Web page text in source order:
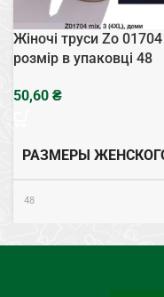
Жіночі труси Zo 01704
розмір в упаковці 48
₴
РАЗМЕРЫ
48
СОСТАВ Хлопок